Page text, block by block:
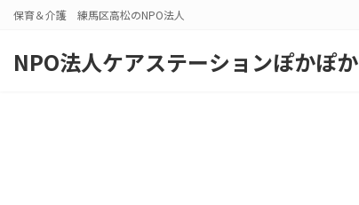
保育＆介護 練馬区高松のNPO法人
NPO法人ケアステーションぽかぽか